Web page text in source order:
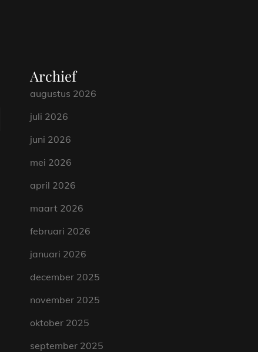
Archief
augustus 2026
juli 2026
juni 2026
mei 2026
april 2026
maart 2026
februari 2026
januari 2026
december 2025
november 2025
oktober 2025
september 2025